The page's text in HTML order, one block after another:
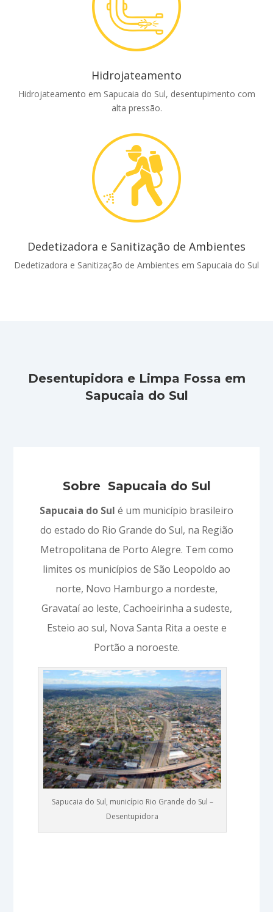
Hidrojateamento
Hidrojateamento em Sapucaia do Sul, desentupimento com
alta pressão.
Dedetizadora e Sanitização de Ambientes
Dedetizadora e Sanitização de Ambientes em Sapucaia do Sul
Desentupidora e Limpa Fossa em
Sapucaia do Sul
Sobre Sapucaia do Sul
Sapucaia do Sul é um município brasileiro
do estado do Rio Grande do Sul, na Região
Metropolitana de Porto Alegre. Tem como
limites os municípios de São Leopoldo ao
norte, Novo Hamburgo a nordeste,
Gravataí ao leste, Cachoeirinha a sudeste,
Esteio ao sul, Nova Santa Rita a oeste e
Portão a noroeste.
Sapucaia do Sul, município Rio Grande do Sul –
Desentupidora